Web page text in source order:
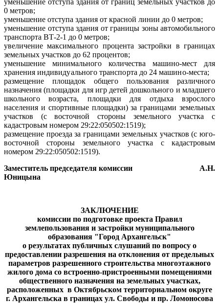
уменьшение отступа здания от границ земельных участков до
0 метров;
уменьшение отступа здания от красной линии до 0 метров;
уменьшение отступа здания от границы зоны автомобильного
транспорта ВТ-2-1 до 0 метров;
увеличение максимального процента застройки в границах
земельных участков до 62 процентов;
уменьшение минимального количества машино-мест для
хранения индивидуального транспорта до 24 машино-места;
размещение площадок общего пользования различного
назначения (площадки для игр детей дошкольного и младшего
школьного возраста, площадки для отдыха взрослого
населения и спортивные площадки)за границами земельных
участков (с восточной стороны земельного участка с
кадастровым номером 29:22:050502:1519);
размещение проезда за границами земельных участков (с юго-
восточной стороны земельного участка с кадастровым
номером 29:22:050502:1519).
Заместитель председателя комиссии
А.Н.
Юницына
ЗАКЛЮЧЕНИЕ
комиссии по подготовке проекта Правил
землепользования и застройки муниципального
образования "Город Архангельск"
о результатах публичных слушаний по вопросу о
предоставлении разрешения на отклонения от предельных
параметров разрешенного строительства многоэтажного
жилого дома со встроенно-пристроенными помещениями
общественного назначения на земельных участках,
расположенных в Октябрьском территориальном округе
г. Архангельска в границах ул. Свободы и пр. Ломоносова